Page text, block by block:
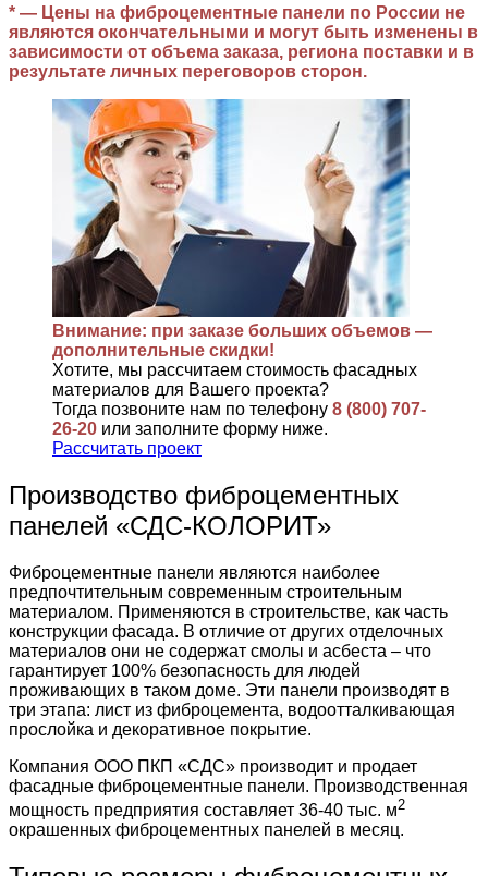
* — Цены на фиброцементные панели по России не
являются окончательными и могут быть изменены в
зависимости от объема заказа, региона поставки и в
результате личных переговоров сторон.
Внимание: при заказе больших объемов —
дополнительные скидки!
Хотите, мы рассчитаем стоимость фасадных
материалов для Вашего проекта?
Тогда позвоните нам по телефону 8 (800) 707-
26-20 или заполните форму ниже.
Рассчитать проект
Производство фиброцементных
панелей «СДС-КОЛОРИТ»
Фиброцементные панели являются наиболее
предпочтительным современным строительным
материалом. Применяются в строительстве, как часть
конструкции фасада. В отличие от других отделочных
материалов они не содержат смолы и асбеста – что
гарантирует 100% безопасность для людей
проживающих в таком доме. Эти панели производят в
три этапа: лист из фиброцемента, водоотталкивающая
прослойка и декоративное покрытие.
Компания ООО ПКП «СДС» производит и продает
фасадные фиброцементные панели. Производственная
мощность предприятия составляет 36-40 тыс. м2
окрашенных фиброцементных панелей в месяц.